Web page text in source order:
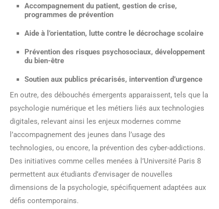
Accompagnement du patient, gestion de crise,
programmes de prévention
Aide à l’orientation, lutte contre le décrochage scolaire
Prévention des risques psychosociaux, développement
du bien-être
Soutien aux publics précarisés, intervention d’urgence
En outre, des débouchés émergents apparaissent, tels que la
psychologie numérique et les métiers liés aux technologies
digitales, relevant ainsi les enjeux modernes comme
l’accompagnement des jeunes dans l’usage des
technologies, ou encore, la prévention des cyber-addictions.
Des initiatives comme celles menées à l’Université Paris 8
permettent aux étudiants d’envisager de nouvelles
dimensions de la psychologie, spécifiquement adaptées aux
défis contemporains.